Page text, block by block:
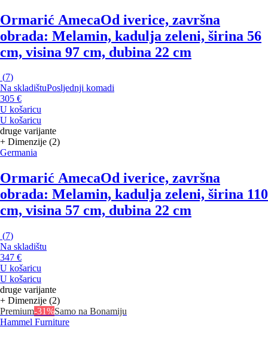
Ormarić AmecaOd iverice, završna
obrada: Melamin, kadulja zeleni, širina 56
cm, visina 97 cm, dubina 22 cm
(7)
Na skladištuPosljednji komadi
305 €
U košaricu
U košaricu
druge varijante
+ Dimenzije (2)
Germania
Ormarić AmecaOd iverice, završna
obrada: Melamin, kadulja zeleni, širina 110
cm, visina 57 cm, dubina 22 cm
(7)
Na skladištu
347 €
U košaricu
U košaricu
druge varijante
+ Dimenzije (2)
Premium-31%Samo na Bonamiju
Hammel Furniture